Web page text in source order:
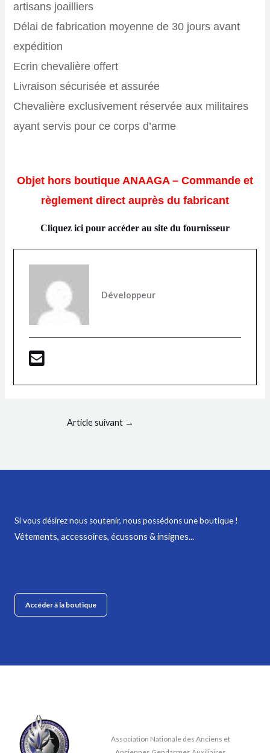
artisans joailliers
Délai de fabrication moyenne de 30 jours avant
expédition
Ecrin chevalière offert
Livraison sécurisée et assurée
Chevalière exclusivement réservée aux militaires
ayant servis pour ce corps d’arme
Objet hors boutique ANAAGA – Commande et
règlement direct auprès du fabricant
Cliquez ici pour accéder au site du fournisseur
Développeur
Article suivant →
Si vous désirez nous soutenir, nous possédons une boutique !
Vêtements, accessoires, écussons & insignes...
Accéder à la boutique
Association Nationale des Anciens et